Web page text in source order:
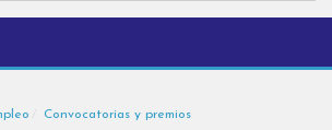
Convocatorias y premios